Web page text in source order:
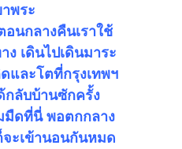
พระ
อนกลางคืนเราใช้
ง เดินไปเดินมาระ
และโตที่กรุงเทพฯ
กลับบ้านซักครั้ง
มืดที่นี่ พอตกกลาง
ะเข้านอนกันหมด